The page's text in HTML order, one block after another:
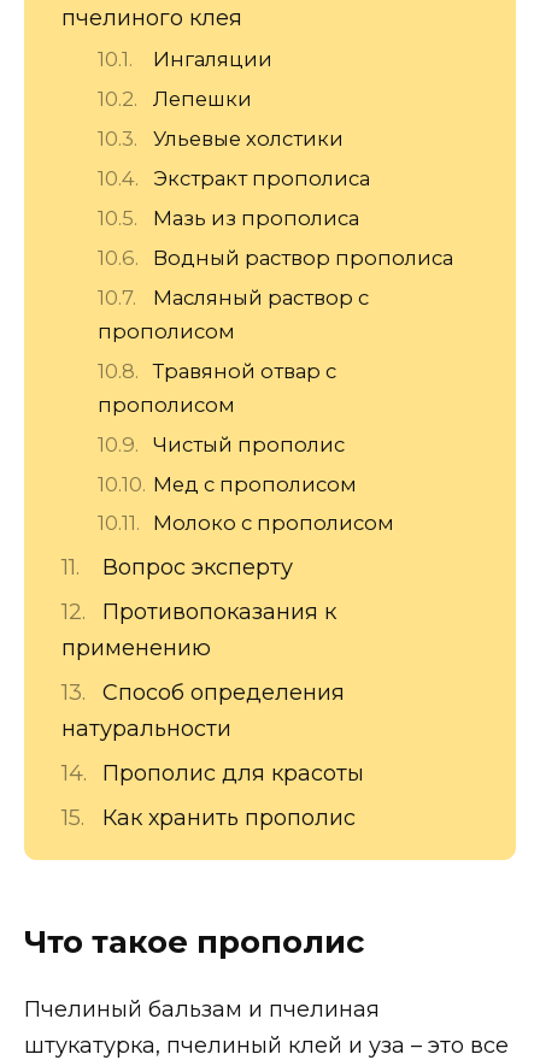
пчелиного клея
Ингаляции
Лепешки
Ульевые холстики
Экстракт прополиса
Мазь из прополиса
Водный раствор прополиса
Масляный раствор с
прополисом
Травяной отвар с
прополисом
Чистый прополис
Мед с прополисом
Молоко с прополисом
Вопрос эксперту
Противопоказания к
применению
Способ определения
натуральности
Прополис для красоты
Как хранить прополис
Что такое прополис
Пчелиный бальзам и пчелиная
штукатурка, пчелиный клей и уза – это все